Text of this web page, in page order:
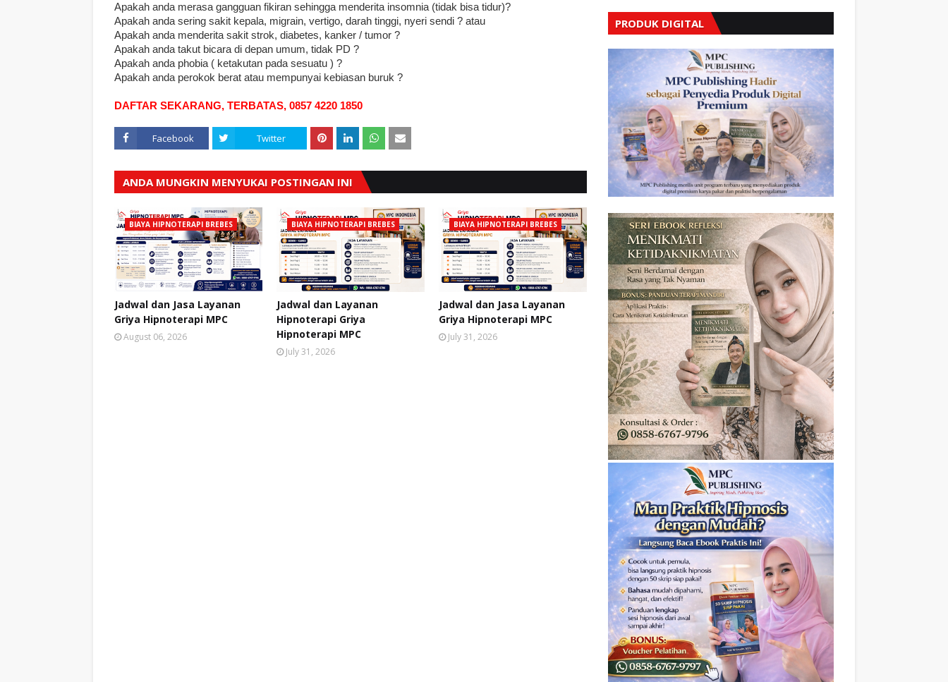
Apakah anda merasa gangguan fikiran sehingga menderita insomnia (tidak bisa tidur)?
Apakah anda sering sakit kepala, migrain, vertigo, darah tinggi, nyeri sendi ? atau
Apakah anda menderita sakit strok, diabetes, kanker / tumor ?
Apakah anda takut bicara di depan umum, tidak PD ?
Apakah anda phobia ( ketakutan pada sesuatu ) ?
Apakah anda perokok berat atau mempunyai kebiasan buruk ?
DAFTAR SEKARANG, TERBATAS, 0857 4220 1850
Facebook Twitter
ANDA MUNGKIN MENYUKAI POSTINGAN INI
BIAYA HIPNOTERAPI BREBES
Jadwal dan Jasa Layanan
Griya Hipnoterapi MPC
August 06, 2026
BIAYA HIPNOTERAPI BREBES
Jadwal dan Layanan
Hipnoterapi Griya
Hipnoterapi MPC
July 31, 2026
BIAYA HIPNOTERAPI BREBES
Jadwal dan Jasa Layanan
Griya Hipnoterapi MPC
July 31, 2026
PRODUK DIGITAL